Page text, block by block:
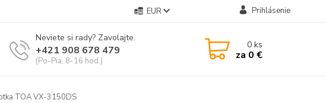
EUR Prihlásenie
Neviete si rady? Zavolajte.
+421 908 678 479
(Po-Pia, 8-16 hod.)
0ks
za 0 €
TOA VX-3150DS